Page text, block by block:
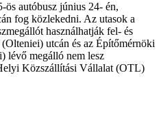
ös autóbusz június 24- én,
fog közlekedni. Az utasok a
használhatják fel- és
utcán és az Építőmérnöki
lévő megálló nem lesz
Közszállítási Vállalat (OTL)